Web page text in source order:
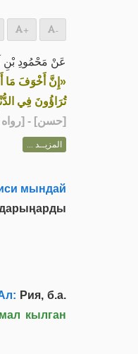
+ -
عَنْ مَحْمُودِ بْنِ
«إِنَّ أَخْوَفَ مَا
تُرَاؤُونَ فِي
[حسن] - [رواه
المزيــد ...
мындай
Рия, б.а.
кылган